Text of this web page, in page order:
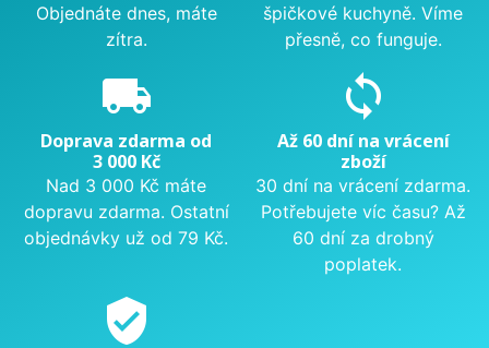
Objednáte dnes, máte
zítra.
špičkové kuchyně. Víme
přesně, co funguje.
local_shipping
Doprava zdarma od
3 000 Kč
Nad 3 000 Kč máte
dopravu zdarma. Ostatní
objednávky už od 79 Kč.
sync
Až 60 dní na vrácení
zboží
30 dní na vrácení zdarma.
Potřebujete víc času? Až
60 dní za drobný
poplatek.
verified_user